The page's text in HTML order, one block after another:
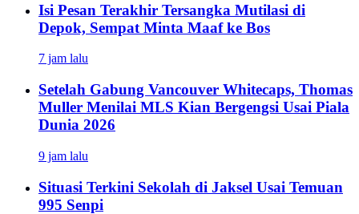
Isi Pesan Terakhir Tersangka Mutilasi di
Depok, Sempat Minta Maaf ke Bos
7 jam lalu
Setelah Gabung Vancouver Whitecaps, Thomas
Muller Menilai MLS Kian Bergengsi Usai Piala
Dunia 2026
9 jam lalu
Situasi Terkini Sekolah di Jaksel Usai Temuan
995 Senpi